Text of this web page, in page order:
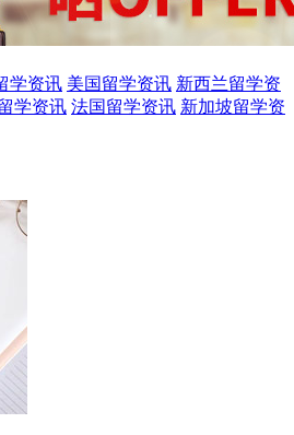
学资讯 美国留学资讯 新西兰留学资
学资讯 法国留学资讯 新加坡留学资